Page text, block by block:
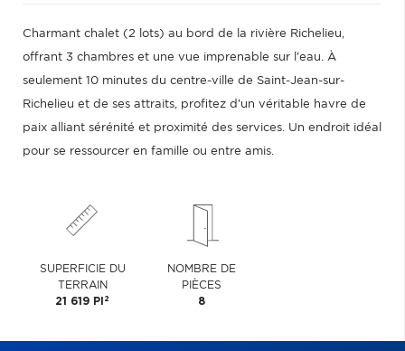
Charmant chalet (2 lots) au bord de la rivière Richelieu,
offrant 3 chambres et une vue imprenable sur l'eau. À
seulement 10 minutes du centre-ville de Saint-Jean-sur-
Richelieu et de ses attraits, profitez d'un véritable havre de
paix alliant sérénité et proximité des services. Un endroit idéal
pour se ressourcer en famille ou entre amis.
SUPERFICIE DU
TERRAIN
21 619 PI 2
NOMBRE DE
PIÈCES
8